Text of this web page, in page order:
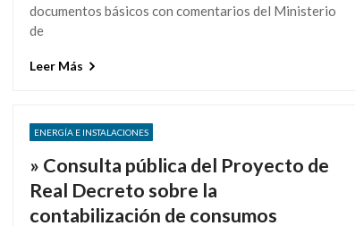
documentos básicos con comentarios del Ministerio
de
Leer Más
ENERGÍA E INSTALACIONES
» Consulta pública del Proyecto de
Real Decreto sobre la
contabilización de consumos